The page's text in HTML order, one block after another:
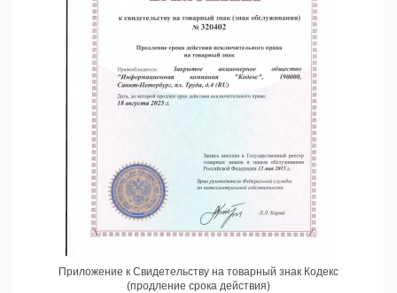
Приложение к Свидетельству на товарный знак Кодекс
(продление срока действия)